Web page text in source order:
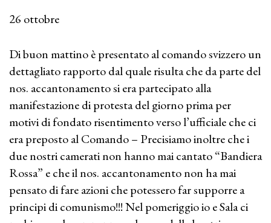
26 ottobre
Di buon mattino è presentato al comando svizzero un
dettagliato rapporto dal quale risulta che da parte del
nos. accantonamento si era partecipato alla
manifestazione di protesta del giorno prima per
motivi di fondato risentimento verso l’ufficiale che ci
era preposto al Comando – Precisiamo inoltre che i
due nostri camerati non hanno mai cantato “Bandiera
Rossa” e che il nos. accantonamento non ha mai
pensato di fare azioni che potessero far supporre a
principi di comunismo!!! Nel pomeriggio io e Sala ci